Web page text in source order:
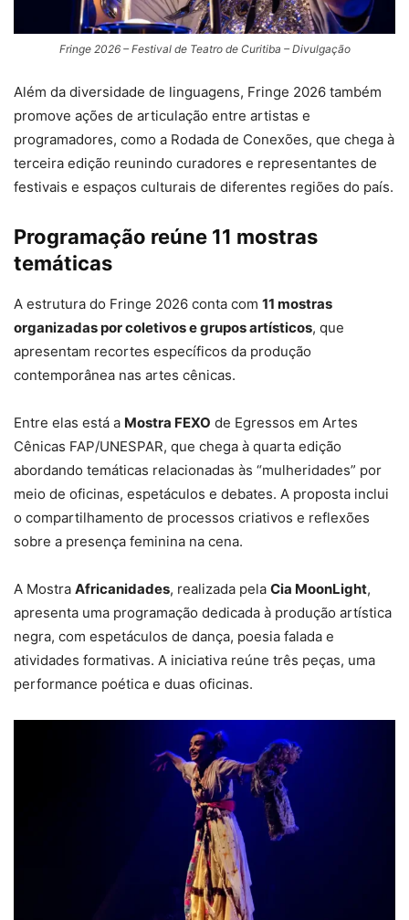
Fringe 2026 – Festival de Teatro de Curitiba – Divulgação
Além da diversidade de linguagens, Fringe 2026 também
promove ações de articulação entre artistas e
programadores, como a Rodada de Conexões, que chega à
terceira edição reunindo curadores e representantes de
festivais e espaços culturais de diferentes regiões do país.
Programação reúne 11 mostras
temáticas
A estrutura do Fringe 2026 conta com 11 mostras
organizadas por coletivos e grupos artísticos, que
apresentam recortes específicos da produção
contemporânea nas artes cênicas.
Entre elas está a Mostra FEXO de Egressos em Artes
Cênicas FAP/UNESPAR, que chega à quarta edição
abordando temáticas relacionadas às “mulheridades” por
meio de oficinas, espetáculos e debates. A proposta inclui
o compartilhamento de processos criativos e reflexões
sobre a presença feminina na cena.
A Mostra Africanidades, realizada pela Cia MoonLight,
apresenta uma programação dedicada à produção artística
negra, com espetáculos de dança, poesia falada e
atividades formativas. A iniciativa reúne três peças, uma
performance poética e duas oficinas.